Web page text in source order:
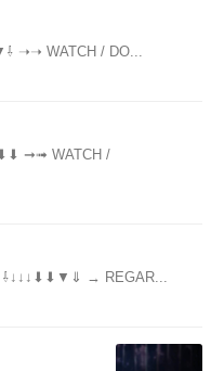
WATCH / DO...
➞➟ WATCH /
→ REGAR...